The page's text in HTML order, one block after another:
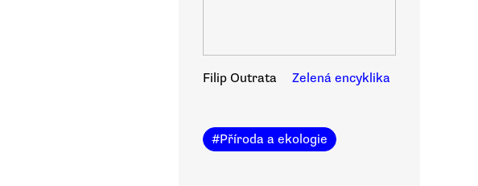
Filip Outrata Zelená encyklika
#Příroda a ekologie